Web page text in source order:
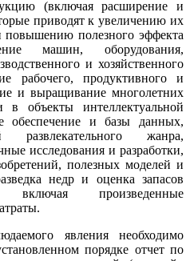
(включая расширение и
приводят к увеличению их
повышению полезного эффекта
машин, оборудования,
и хозяйственного
рабочего, продуктивного и
и выращивание многолетних
объекты интеллектуальной
обеспечение и базы данных,
развлекательного жанра,
исследования и разработки,
полезных моделей и
недр и оценка запасов
включая произведенные
явления необходимо
порядке отчет по